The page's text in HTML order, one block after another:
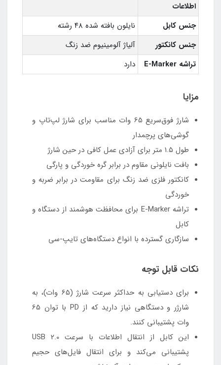
اطلاعات
جنس کابل
نایلون بافته شده ۴۸ رشته
جنس کانکتور
آلیاژ آلومینیوم ضد زنگ
تراشه E-Marker
دارد
مزایا
شارژ فوق‌سریع 65 وات مناسب برای شارژ لپ‌تاپ و
گوشی‌های پرچمدار
طول ۱.۵ متر برای آزادی عمل کافی در حین شارژ
بافت نایلونی مقاوم در برابر گره خوردگی و پارگی
کانکتور فلزی ضد زنگ برای مقاومت در برابر ضربه و
خوردگی
تراشه E-Marker برای محافظت هوشمند از دستگاه و
کابل
سازگاری گسترده با انواع دستگاه‌های تایپ-سی
نکات قابل توجه
برای دستیابی به حداکثر سرعت شارژ (65 وات)، به
شارژر و دستگاهی نیاز دارید که از PD با توان 65
وات پشتیبانی کنند.
این کابل از انتقال اطلاعات با سرعت USB 2.0
پشتیبانی می‌کند و برای انتقال فایل‌های حجیم